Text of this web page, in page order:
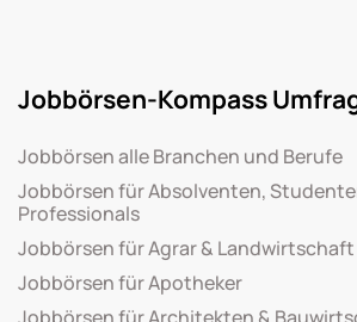
Jobbörsen-Kompass
Jobbörsen alle Branchen und Berufe
Jobbörsen für Absolventen,
Professionals
Jobbörsen für Agrar & Landwirtschaft
Jobbörsen für Apotheker